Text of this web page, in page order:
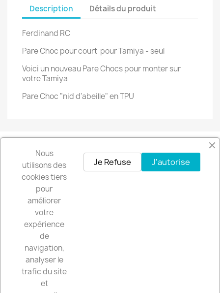
Description Détails du produit
Ferdinand RC
Pare Choc pour court pour Tamiya - seul
Voici un nouveau Pare Chocs pour monter sur
votre Tamiya
Pare Choc "nid d'abeille" en TPU
FacebookInstagram
Recevez nos offres spéciales
Vous pouvez vous désinscrire à tout moment. Vous trouverez pour cela
nos informations de contact dans les conditions d'utilisation du site.
Nous
utilisons des
cookies tiers
pour
améliorer
votre
expérience
de
navigation,
analyser le
trafic du site
et
J'autorise
Je Refuse